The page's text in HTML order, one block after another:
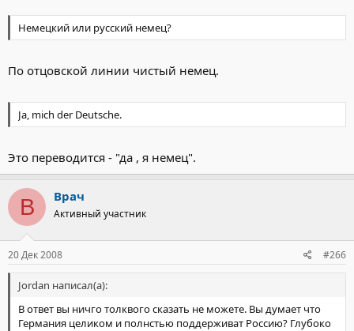
Немецкий или русский немец?
По отцовской линии чистый немец.
Ja, mich der Deutsche.
Это переводится - "да , я немец".
В Врач
Активный участник
20 Дек 2008 #266
Jordan написал(а):
В ответ вы ничго толквого сказать не можете. Вы думает что
Германия целиком и полнстью поддерживат Россию? Глубоко